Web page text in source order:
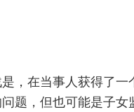
，在当事人获得了
题，但也可能是子